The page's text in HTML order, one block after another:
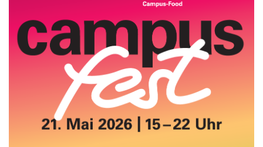
50 Jahre Maschinenbau
Mediathek